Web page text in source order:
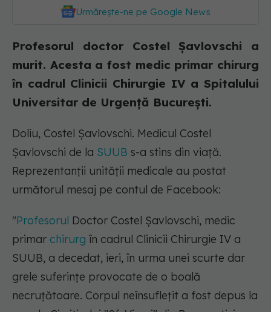
Urmărește-ne pe Google News
Profesorul doctor Costel Șavlovschi a
murit. Acesta a fost medic primar chirurg
în cadrul Clinicii Chirurgie IV a Spitalului
Universitar de Urgență București.
Doliu, Costel Șavlovschi. Medicul Costel
Șavlovschi de la SUUB s-a stins din viață.
Reprezentanții unității medicale au postat
următorul mesaj pe contul de Facebook:
"Profesorul Doctor Costel Șavlovschi, medic
primar chirurg în cadrul Clinicii Chirurgie IV a
SUUB, a decedat, ieri, în urma unei scurte dar
grele suferințe provocate de o boală
necruțătoare. Corpul neînsuflețit a fost depus la